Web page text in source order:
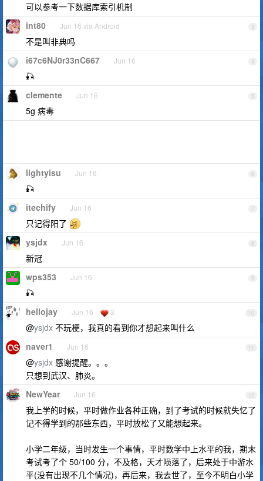
可以参考一下数据库索引机制
3
int80 Jun 16 via Android
不是叫非典吗
4
i67c6NJ0r33nC667 Jun 16
🎣
5
clemente Jun 16
5g 病毒
6
lightyisu Jun 16
🎣
7
itechify Jun 16
只记得阳了
8
ysjdx Jun 16
新冠
9
wps353 Jun 16
🎣
10
hellojay Jun 16 3
@ysjdx 不玩梗，我真的看到你才想起来叫什么
11
naver1 Jun 16
@ysjdx 感谢提醒。。。
只想到武汉、肺炎。
12
NewYear Jun 16
我上学的时候，平时做作业各种正确，到了考试的时候就失忆了
记不得学到的那些东西，平时放松了又能想起来。
小学二年级，当时发生一个事情，平时数学中上水平的我，期末
考试考了个 50/100 分，不及格，天才陨落了，后来处于中游水
平(没有出现不几个情况)，再后来，我去世了，至今不明白小学